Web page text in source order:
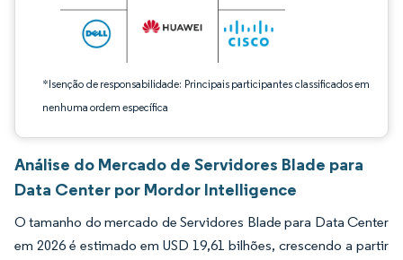
*Isenção de responsabilidade: Principais participantes classificados em
nenhuma ordem específica
Análise do Mercado de Servidores Blade para
Data Center por Mordor Intelligence
O tamanho do mercado de Servidores Blade para Data Center
em 2026 é estimado em USD 19,61 bilhões, crescendo a partir